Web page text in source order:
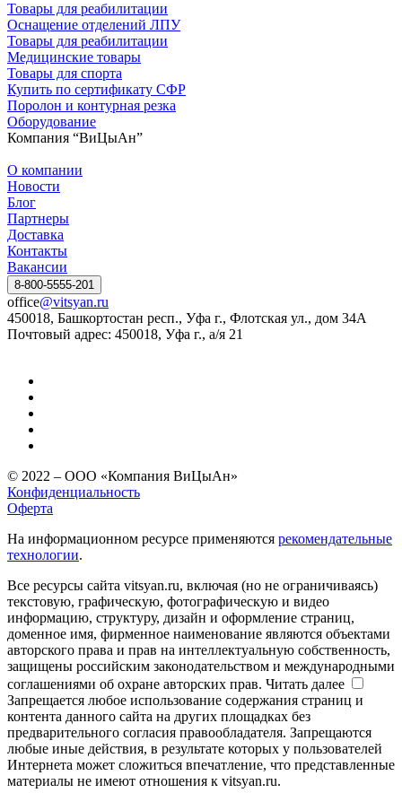
Товары для реабилитации
Оснащение отделений ЛПУ
Товары для реабилитации
Медицинские товары
Товары для спорта
Купить по сертификату СФР
Поролон и контурная резка
Оборудование
Компания “ВиЦыАн”
О компании
Новости
Блог
Партнеры
Доставка
Контакты
Вакансии
8-800-5555-201
office@vitsyan.ru
450018, Башкортостан респ., Уфа г., Флотская ул., дом 34А
Почтовый адрес: 450018, Уфа г., а/я 21
© 2022 – ООО «Компания ВиЦыАн»
Конфиденциальность
Оферта
На информационном ресурсе применяются рекомендательные
технологии.
Все ресурсы сайта vitsyan.ru, включая (но не ограничиваясь)
текстовую, графическую, фотографическую и видео
информацию, структуру, дизайн и оформление страниц,
доменное имя, фирменное наименование являются объектами
авторского права и прав на интеллектуальную собственность,
защищены российским законодательством и международными
соглашениями об охране авторских прав. Читать далее
Запрещается любое использование содержания страниц и
контента данного сайта на других площадках без
предварительного согласия правообладателя. Запрещаются
любые иные действия, в результате которых у пользователей
Интернета может сложиться впечатление, что представленные
материалы не имеют отношения к vitsyan.ru.